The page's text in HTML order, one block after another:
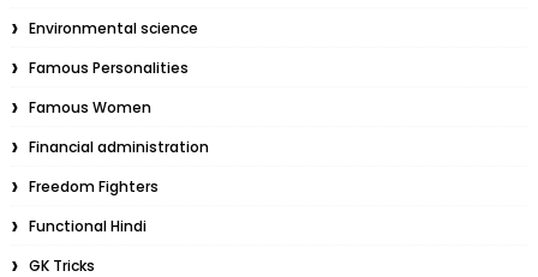
Environmental science
Famous Personalities
Famous Women
Financial administration
Freedom Fighters
Functional Hindi
GK Tricks